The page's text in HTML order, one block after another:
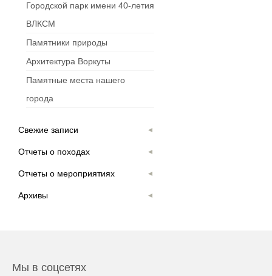
Городской парк имени 40-летия
ВЛКСМ
Памятники природы
Архитектура Воркуты
Памятные места нашего
города
Свежие записи
Отчеты о походах
Отчеты о мероприятиях
Архивы
Мы в соцсетях